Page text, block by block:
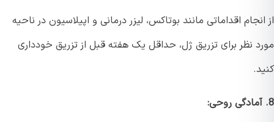
اقداماتی مانند بوتاکس، لیزر درمانی و اپیلاسیون در ناحیه
نظر برای تزریق ژل، حداقل یک هفته قبل از تزریق خودداری